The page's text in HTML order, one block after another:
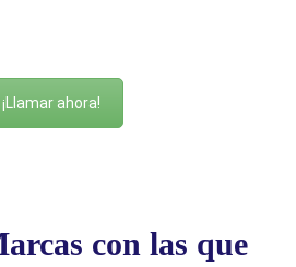
¡Llamar ahora!
con las que